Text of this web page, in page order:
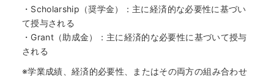
・Scholarship（奨学金）：主に経済的な必要性に基づい
て授与される
・Grant（助成金）：主に経済的な必要性に基づいて授与
される
※学業成績、経済的必要性、またはその両方の組み合わせ